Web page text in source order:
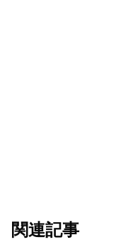
関連記事